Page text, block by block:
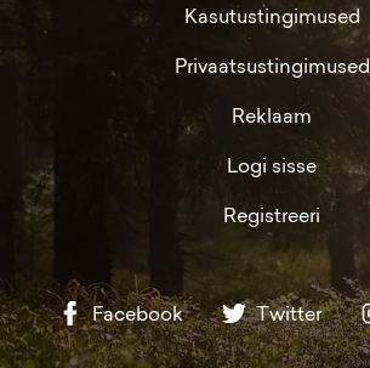
Kasutustingimused
Privaatsustingimused
Reklaam
Logi sisse
Registreeri
Facebook Twitter